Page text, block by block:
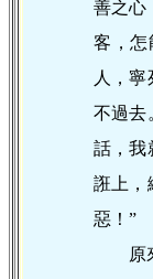
善之心
客，怎
人，
不過去
話，我
誑上，
惡！”
原